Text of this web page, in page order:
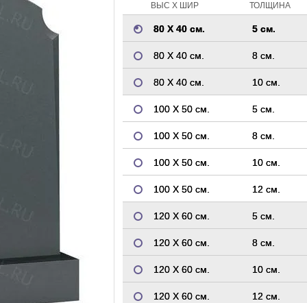
ВЫС Х ШИР ТОЛЩИНА
80 Х 40 см. 5 см.
80 Х 40 см. 8 см.
80 Х 40 см. 10 см.
100 Х 50 см. 5 см.
100 Х 50 см. 8 см.
100 Х 50 см. 10 см.
100 Х 50 см. 12 см.
120 Х 60 см. 5 см.
120 Х 60 см. 8 см.
120 Х 60 см. 10 см.
120 Х 60 см. 12 см.